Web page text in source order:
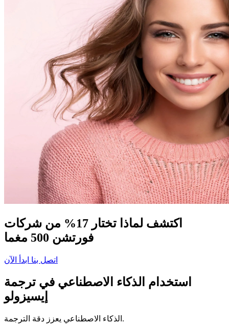
اكتشف لماذا تختار 17% من شركات
فورتشن 500 مغما
اتصل بنا ابدأ الآن
استخدام الذكاء الاصطناعي في ترجمة
إيسيزولو
الذكاء الاصطناعي يعزز دقة الترجمة.